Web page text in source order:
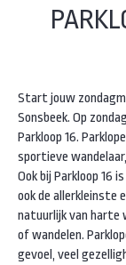
Start jouw
Sonsbeek. Op
Parkloop 16.
sportieve
Ook bij Parkloop 16
ook de allerkleinste
natuurlijk van harte
of wandelen.
gevoel, veel